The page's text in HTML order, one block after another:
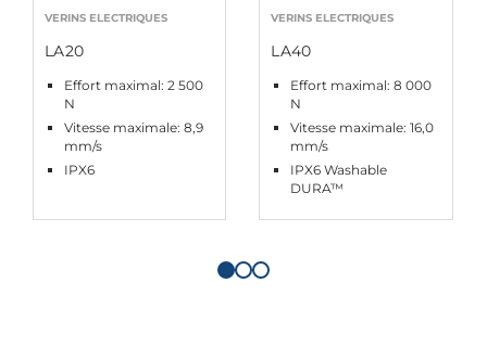
VERINS ELECTRIQUES
LA20
Effort maximal: 2 500
N
Vitesse maximale: 8,9
mm/s
IPX6
VERINS ELECTRIQUES
LA40
Effort maximal: 8 000
N
Vitesse maximale: 16,0
mm/s
IPX6 Washable
DURA™